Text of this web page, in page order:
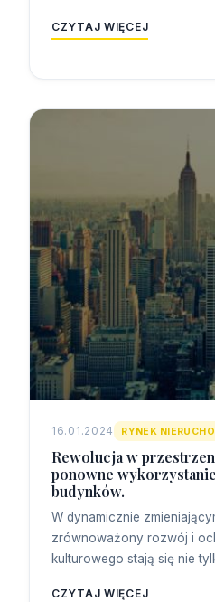
CZYTAJ WIĘCEJ
16.01.2024 RYNEK
Rewolucja w
ponowne
budynków.
W dynamicznie
zrównoważony rozwój i
kulturowego stają się nie
CZYTAJ WIĘCEJ